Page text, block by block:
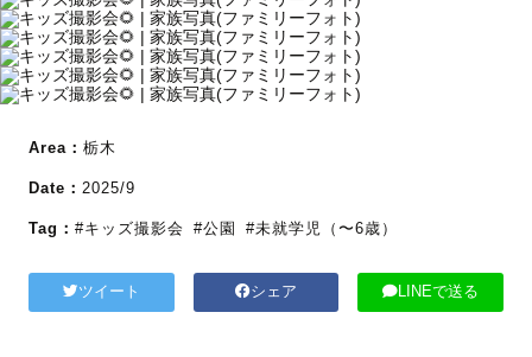
Area： 栃木
Date： 2025/9
Tag： #キッズ撮影会 #公園 #未就学児（〜6歳）
ツイート シェア LINEで送る